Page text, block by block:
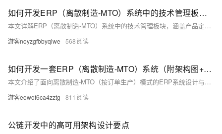
如何开发ERP（离散制造-MTO）系统中的技术管理板块（附架构图+流程图+代码参考）
本文详解ERP（离散制造-MTO）系统中的技术管理板块，涵盖产品定义、BOM、工序、工艺文件及变更控制的结构化与系统化管理。内容包括技术管理的核心目标、总体架构、关键组件、业务流程、开发技巧与最佳实践，并提供完整的参考代码，助力企业将技术数据转化为可执行的生产指令，提升制造效率与质量。
游客noyzgfbbyqiwe 568
如何开发一套ERP（离散制造-MTO）系统（附架构图+流程图+代码参考）
本文介绍了面向离散制造-MTO（按订单生产）模式的ERP系统设计与实现方法。内容涵盖ERP系统定义、总体架构设计、主要功能模块解析、关键业务流程（订单到交付、BOM展开、MRP逻辑、排产等）、开发技巧（DDD、微服务、事件驱动）、参考代码示例、部署上线注意事项及实施效果评估。旨在帮助企业与开发团队构建高效、灵活、可扩展的ERP系统，提升订单交付能力与客户满意度。
游客eowof6ca4zztg 811
公链开发中的高可用架构设计要点